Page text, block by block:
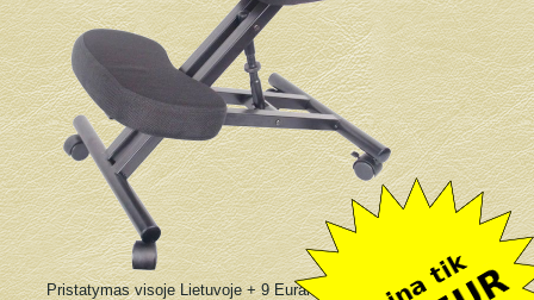
Pristatymas visoje Lietuvoje + 9 Eurai